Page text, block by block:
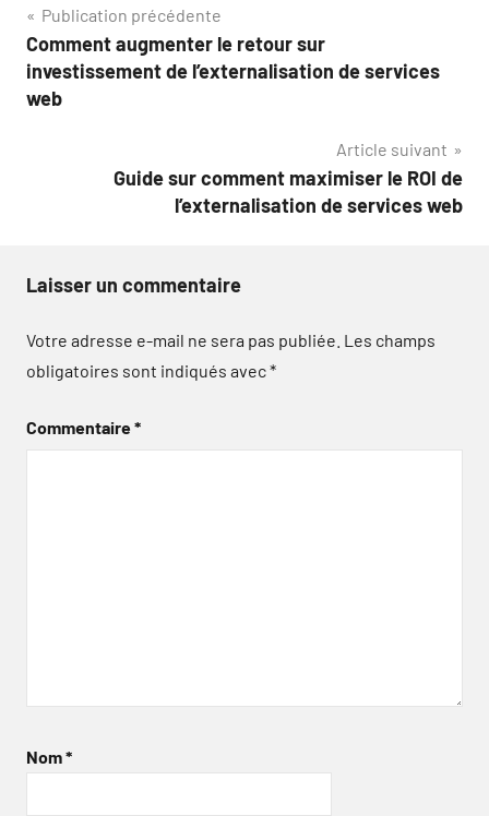
Navigation
de
l’article
Publication précédente
Comment augmenter le retour sur
investissement de l’externalisation de services
web
Article suivant
Guide sur comment maximiser le ROI de
l’externalisation de services web
Laisser un commentaire
Votre adresse e-mail ne sera pas publiée. Les champs
obligatoires sont indiqués avec*
Commentaire*
Nom*